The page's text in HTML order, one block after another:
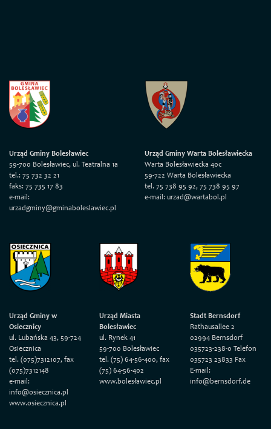
Urząd Gminy Bolesławiec
59-700 Bolesławiec, ul. Teatralna 1a
tel.: 75 732 32 21
faks: 75 735 17 83
e-mail:
urzadgminy@gminaboleslawiec.pl
Urząd Gminy Warta Bolesławiecka
Warta Bolesławiecka 40c
59-722 Warta Bolesławiecka
tel. 75 738 95 92, 75 738 95 97
e-mail: urzad@wartabol.pl
Urząd Gminy w
Osiecznicy
ul. Lubańska 43, 59-724
Osiecznica
tel. (075)7312107, fax
(075)7312148
e-mail:
info@osiecznica.pl
www.osiecznica.pl
Urząd Miasta
Bolesławiec
ul. Rynek 41
59-700 Bolesławiec
tel. (75) 64-56-400, fax
(75) 64-56-402
www.bolesławiec.pl
Stadt Bernsdorf
Rathausallee 2
02994 Bernsdorf
035723-238-0 Telefon
035723 23833 Fax
E-mail:
info@bernsdorf.de